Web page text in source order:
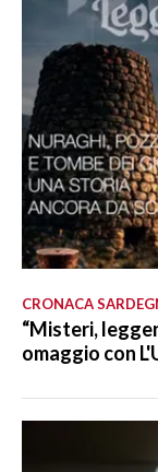
CRONACA
“Misteri,
omaggio con